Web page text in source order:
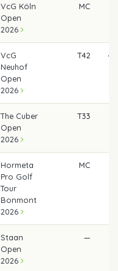
VcG Köln
Open
2026
MC
VcG
Neuhof
Open
2026
T42
The Cuber
Open
2026
T33
Hormeta
Pro Golf
Tour
Bonmont
2026
MC
Staan
Open
2026
—